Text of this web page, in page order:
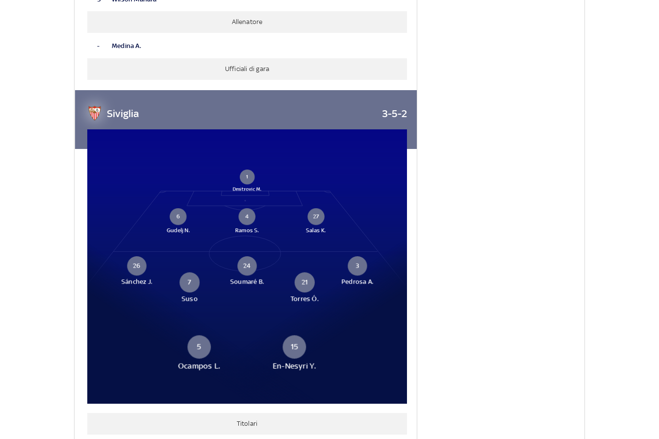
Allenatore
- Medina A.
Ufficiali di gara
Siviglia 3-5-2
1
Dmitrovic M.
6
Gudelj N.
4
Ramos S.
27
Salas K.
26
Sánchez J. 7
Suso
24
Soumaré B. 21
Torres Ó.
3
Pedrosa A.
5
Ocampos L.
15
En-Nesyri Y.
Titolari